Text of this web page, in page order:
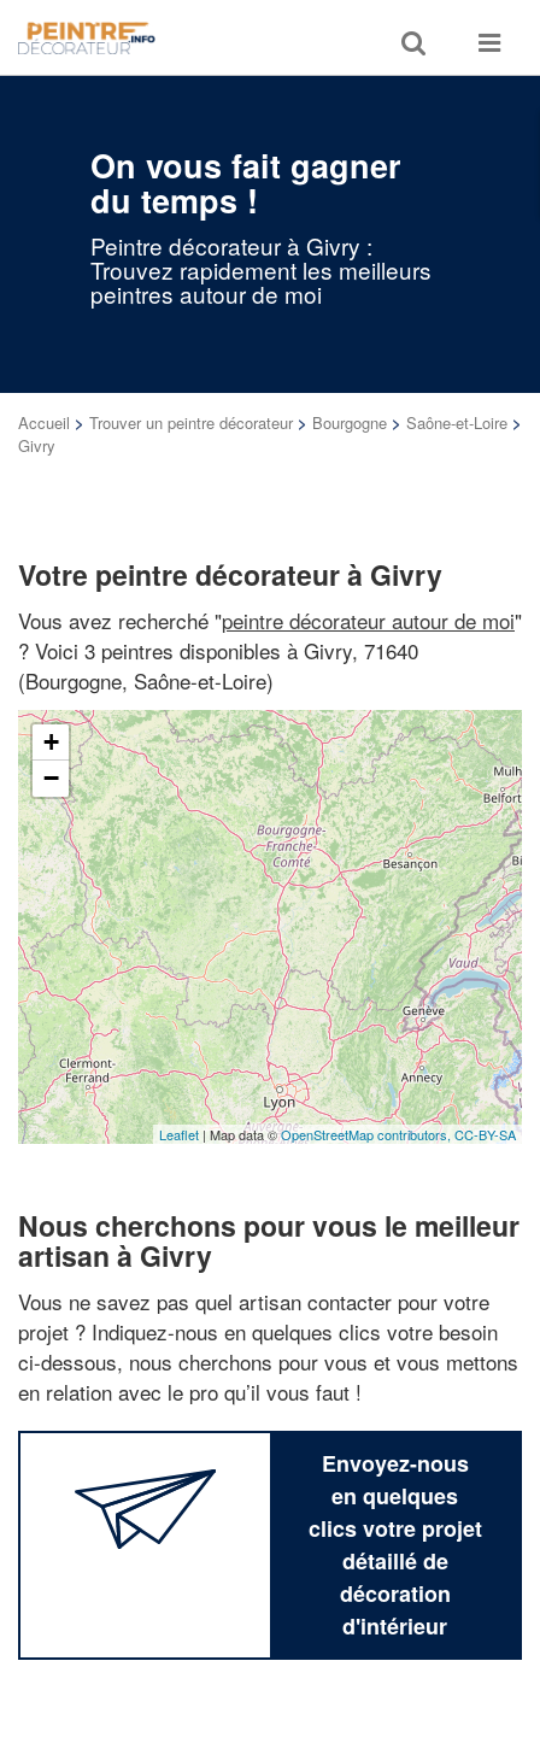
Toggle
search
Toggle
On vous fait gagner
du temps !
Peintre décorateur à Givry :
Trouvez rapidement les meilleurs
peintres autour de moi
Accueil > Trouver un peintre décorateur > Bourgogne > Saône-et-Loire >
Givry
Votre peintre décorateur à Givry
Vous avez recherché "peintre décorateur autour de moi"
? Voici 3 peintres disponibles à Givry, 71640
(Bourgogne, Saône-et-Loire)
+
−
Leaflet | Map data ©OpenStreetMap contributors, CC-BY-SA
Nous cherchons pour vous le meilleur
artisan à Givry
Vous ne savez pas quel artisan contacter pour votre
projet ? Indiquez-nous en quelques clics votre besoin
ci-dessous, nous cherchons pour vous et vous mettons
en relation avec le pro qu’il vous faut !
Envoyez-nous
en quelques
clics votre projet
détaillé de
décoration
d'intérieur